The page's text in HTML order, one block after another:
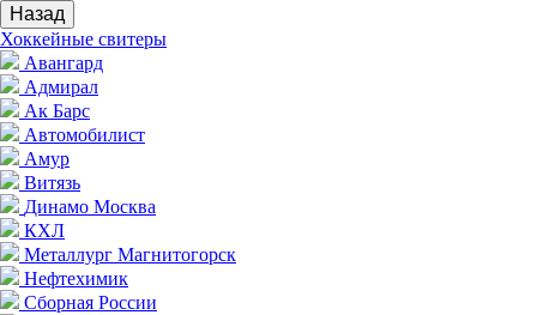
Назад
Хоккейные свитеры
Авангард
Адмирал
Ак Барс
Автомобилист
Амур
Витязь
Динамо Москва
КХЛ
Металлург Магнитогорск
Нефтехимик
Сборная России